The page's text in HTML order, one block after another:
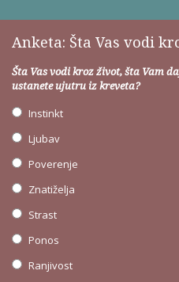
Anketa: Šta Vas vodi
Šta Vas vodi kroz život, šta Vam
ustanete ujutru iz kreveta?
Instinkt
Ljubav
Poverenje
Znatiželja
Strast
Ponos
Ranjivost